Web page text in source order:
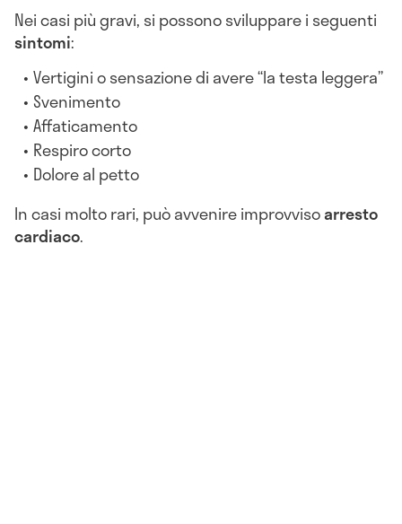
Nei casi più gravi, si possono sviluppare i seguenti
sintomi:
Vertigini o sensazione di avere “la testa leggera”
Svenimento
Affaticamento
Respiro corto
Dolore al petto
In casi molto rari, può avvenire improvvisoarresto
cardiaco.